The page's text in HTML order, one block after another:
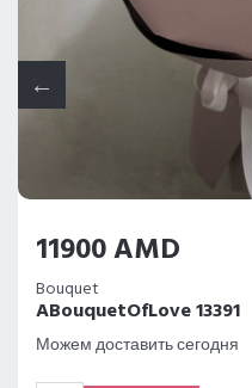
11900 AMD
Bouquet
ABouquetOfLove 13391
Можем доставить сегодня